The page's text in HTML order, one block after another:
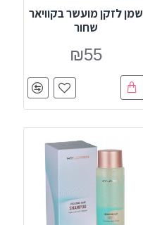
שמן לזקן מועשר בקוויאר
שחור
₪55